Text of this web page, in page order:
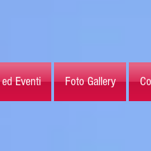
Eventi Foto Gallery